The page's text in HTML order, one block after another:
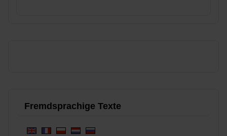
Fremdsprachige Texte